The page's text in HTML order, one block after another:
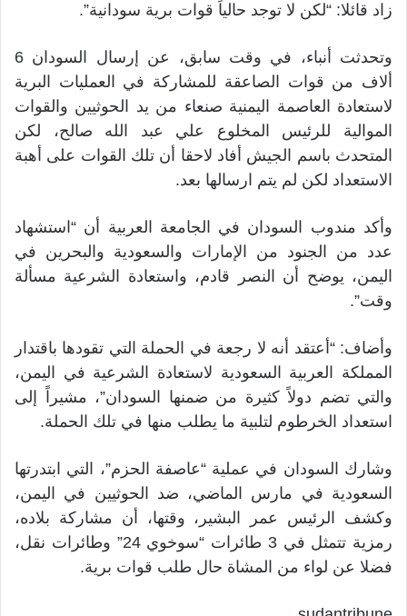
زاد قائلا: “لكن لا توجد حالياً قوات برية سودانية”.
وتحدثت أنباء، في وقت سابق، عن إرسال السودان 6
ألاف من قوات الصاعقة للمشاركة في العمليات البرية
لاستعادة العاصمة اليمنية صنعاء من يد الحوثيين والقوات
الموالية للرئيس المخلوع علي عبد الله صالح، لكن
المتحدث باسم الجيش أفاد لاحقا أن تلك القوات على أهبة
الاستعداد لكن لم يتم ارسالها بعد.
وأكد مندوب السودان في الجامعة العربية أن “استشهاد
عدد من الجنود من الإمارات والسعودية والبحرين في
اليمن، يوضح أن النصر قادم، واستعادة الشرعية مسألة
وقت”.
وأضاف: “أعتقد أنه لا رجعة في الحملة التي تقودها باقتدار
المملكة العربية السعودية لاستعادة الشرعية في اليمن،
والتي تضم دولاً كثيرة من ضمنها السودان”، مشيراً إلى
استعداد الخرطوم لتلبية ما يطلب منها في تلك الحملة.
وشارك السودان في عملية “عاصفة الحزم”، التي ابتدرتها
السعودية في مارس الماضي، ضد الحوثيين في اليمن،
وكشف الرئيس عمر البشير، وقتها، أن مشاركة بلاده،
رمزية تتمثل في 3 طائرات “سوخوي 24” وطائرات نقل،
فضلا عن لواء من المشاة حال طلب قوات برية.